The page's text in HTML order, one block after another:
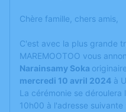
Chère famille, chers amis,
C'est avec la plus grande
MAREMOOTOO vous
Narainsamy Soka
mercredi 10 avril 2024 à
La cérémonie se
10h00 à l'adresse suivante